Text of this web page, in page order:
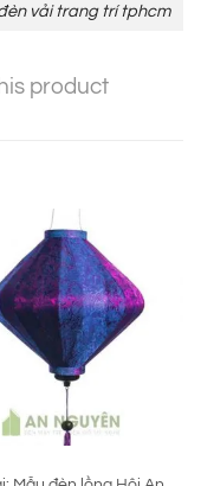
vải trang trí tphcm
product